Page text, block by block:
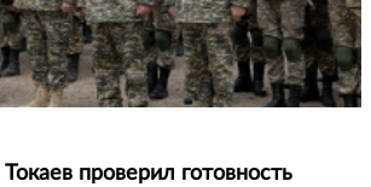
проверил готовность